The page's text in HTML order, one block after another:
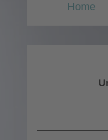
Home